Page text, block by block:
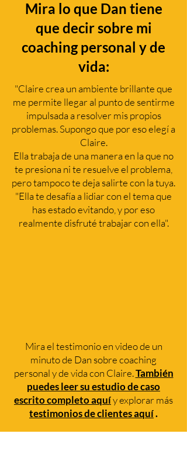
Mira lo que Dan tiene
que decir sobre mi
coaching personal y de
vida:
"Claire crea un ambiente brillante que
me permite llegar al punto de sentirme
impulsada a resolver mis propios
problemas. Supongo que por eso elegí a
Claire.
Ella trabaja de una manera en la que no
te presiona ni te resuelve el problema,
pero tampoco te deja salirte con la tuya.
"Ella te desafía a lidiar con el tema que
has estado evitando, y por eso
realmente disfruté trabajar con ella".
Mira el testimonio en video de un
minuto de Dan sobre coaching
personal y de vida con Claire.También
puedes leer su estudio de caso
escrito completo aquíy explorar más
testimonios de clientes aquí.